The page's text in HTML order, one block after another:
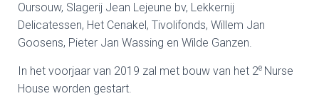
Oursouw, Slagerij Jean Lejeune bv, Lekkernij
Delicatessen, Het Cenakel, Tivolifonds, Willem Jan
Goosens, Pieter Jan Wassing en Wilde Ganzen.
In het voorjaar van 2019 zal met bouw van het 2e Nurse
House worden gestart.